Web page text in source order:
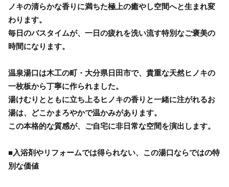
ノキの清らかな香りに満ちた極上の癒やし空間へと生まれ変
わります。
毎日のバスタイムが、一日の疲れを洗い流す特別なご褒美の
時間になります。
温泉湯口は木工の町・大分県日田市で、貴重な天然ヒノキの
一枚板から丁寧に作られました。
湯けむりとともに立ち上るヒノキの香りと一緒に注がれるお
湯は、どこかまろやかで温かみがあります。
この本格的な質感が、ご自宅に非日常な空間を演出します。
■入浴剤やリフォームでは得られない、この湯口ならではの特
別な価値